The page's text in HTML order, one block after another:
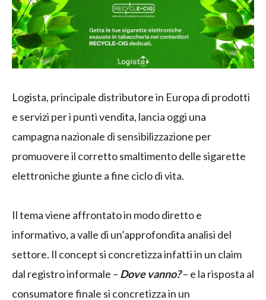
Logista, principale distributore in Europa di prodotti
e servizi per i punti vendita, lancia oggi una
campagna nazionale di sensibilizzazione per
promuovere il corretto smaltimento delle sigarette
elettroniche giunte a fine ciclo di vita.
Il tema viene affrontato in modo diretto e
informativo, a valle di un’approfondita analisi del
settore. Il concept si concretizza infatti in un claim
dal registro informale – Dove vanno?– e la risposta al
consumatore finale si concretizza in un